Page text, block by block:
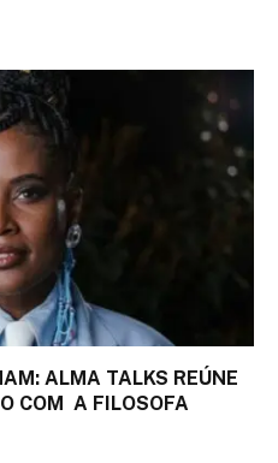
ALMA TALKS REÚNE
COM A FILOSOFA